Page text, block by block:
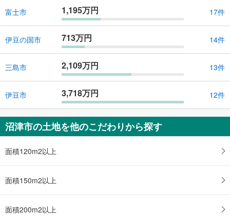
富士市 1,195万円 17件
伊豆の国市 713万円 14件
三島市 2,109万円 13件
伊豆市 3,718万円 12件
沼津市の土地を他のこだわりから探す
面積120m2以上
面積150m2以上
面積200m2以上